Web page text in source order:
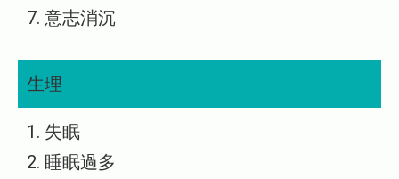
7. 意志消沉
生理
1. 失眠
2. 睡眠過多